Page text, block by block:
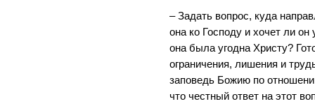
– Задать вопрос, куда
она ко Господу и хочет ли
она была угодна Христу?
ограничения, лишения и
заповедь Божию по
что честный ответ на этот